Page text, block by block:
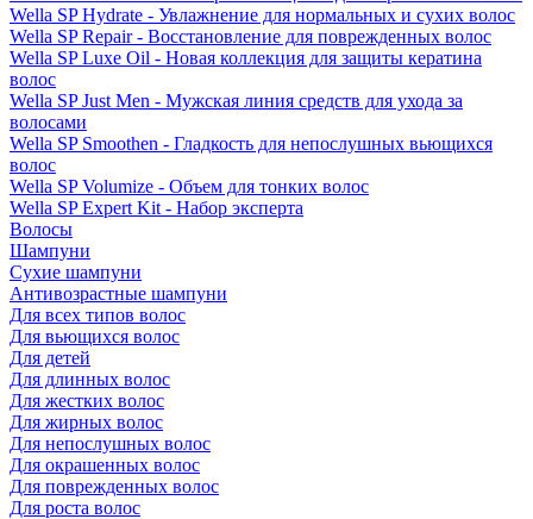
Wella SP Hydrate - Увлажнение для нормальных и сухих волос
Wella SP Repair - Восстановление для поврежденных волос
Wella SP Luxe Oil - Новая коллекция для защиты кератина
волос
Wella SP Just Men - Мужская линия средств для ухода за
волосами
Wella SP Smoothen - Гладкость для непослушных вьющихся
волос
Wella SP Volumize - Объем для тонких волос
Wella SP Expert Kit - Набор эксперта
Волосы
Шампуни
Сухие шампуни
Антивозрастные шампуни
Для всех типов волос
Для вьющихся волос
Для детей
Для длинных волос
Для жестких волос
Для жирных волос
Для непослушных волос
Для окрашенных волос
Для поврежденных волос
Для роста волос